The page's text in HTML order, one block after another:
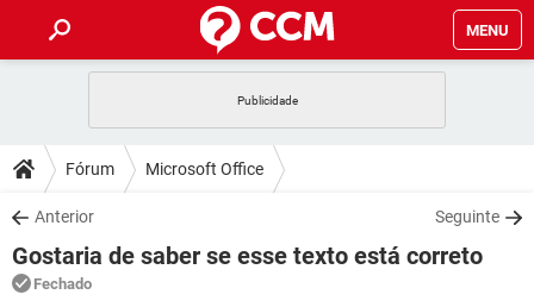
MENU
CELULAR
OUTLOOK
INSTAGRAM GMAIL
GUIA DE COMPRAS
DICAS
JOGOS
OUTLOOK
DOWNLOADS
JOGOS WHATSAPP
CELULAR
FÓRUM
Fórum Microsoft Office
Anterior Seguinte
Gostaria de saber se esse texto está correto
Fechado